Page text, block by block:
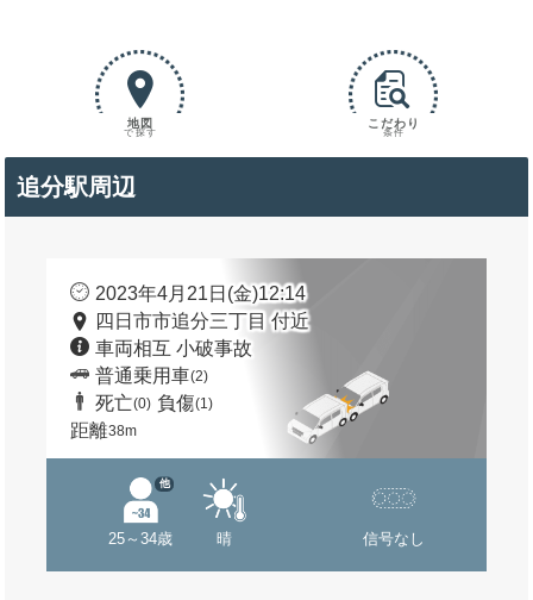
地図
で探す
こだわり
条件
追分駅周辺
2023年4月21日(金)12:14
四日市市追分三丁目 付近
車両相互 小破事故
普通乗用車(2)
死亡(0) 負傷(1)
距離38m
25～34歳
他
晴 信号なし